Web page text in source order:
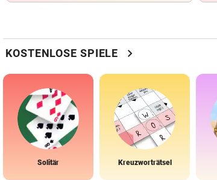
KOSTENLOSE SPIELE chevron_right
Solitär Kreuzworträtsel